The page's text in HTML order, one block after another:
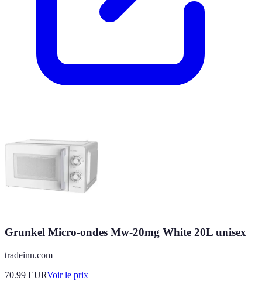
Grunkel Micro-ondes Mw-20mg White 20L unisex
tradeinn.com
70.99 EURVoir le prix